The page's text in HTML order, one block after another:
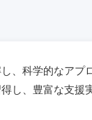
、科学的なアプ
し、豊富な支援